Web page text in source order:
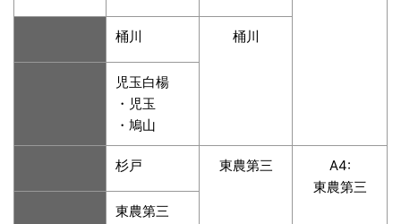
桶川 桶川
児玉白楊
・児玉
・鳩山
杉戸 東農第三
A4:
東農第三
東農第三